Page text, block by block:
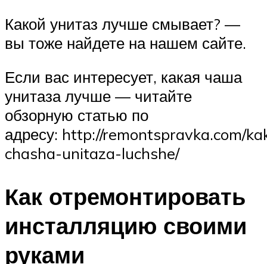
Какой унитаз лучше смывает? —
вы тоже найдете на нашем сайте.
Если вас интересует, какая чаша
унитаза лучше — читайте
обзорную статью по
адресу: http://remontspravka.com/
chasha-unitaza-luchshe/
Как отремонтировать
инсталляцию своими
руками